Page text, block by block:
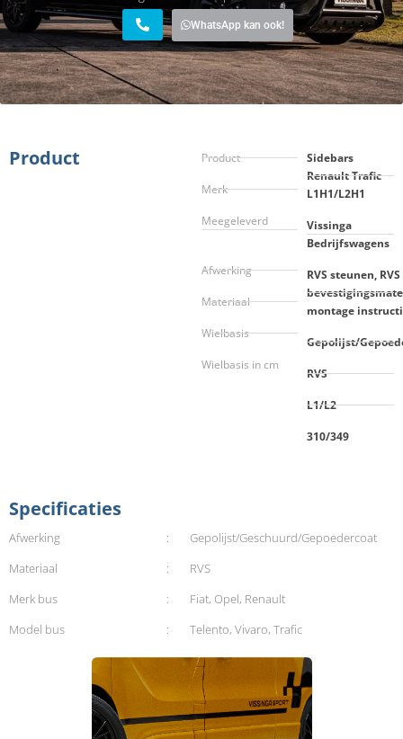
Product Product
Merk
Meegeleverd
Afwerking
Materiaal
Wielbasis
Wielbasis in cm
Sidebars
Renault Trafic
L1H1/L2H1
Vissinga
Bedrijfswagens
RVS steunen, RVS
montage
Gepolijst/
RVS
L1/L2
310/349
WhatsApp kan ook!
Specificaties
Afwerking
Materiaal
Merk bus
Model bus
:
:
:
:
Gepolijst/Geschuurd/Gepoedercoat
RVS
Fiat, Opel, Renault
Telento, Vivaro, Trafic